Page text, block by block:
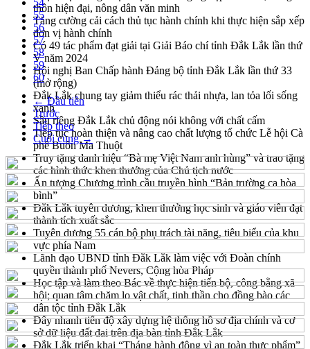
thôn hiện đại, nông dân văn minh
Tăng cường cải cách thủ tục hành chính khi thực hiện sắp xếp
đơn vị hành chính
Có 49 tác phẩm đạt giải tại Giải Báo chí tỉnh Đắk Lắk lần thứ
V năm 2024
Hội nghị Ban Chấp hành Đảng bộ tỉnh Đắk Lắk lần thứ 33
(mở rộng)
Đắk Lắk chung tay giảm thiểu rác thải nhựa, lan tỏa lối sống
xanh
Sầu riêng Đắk Lắk chủ động nói không với chất cấm
Tiếp tục hoàn thiện và nâng cao chất lượng tổ chức Lễ hội Cà
phê Buôn Ma Thuột
Truy tặng danh hiệu “Bà mẹ Việt Nam anh hùng” và trao tặng
các hình thức khen thưởng của Chủ tịch nước
Ấn tượng Chương trình cầu truyền hình “Bản trường ca hòa
bình”
Đắk Lắk tuyên dương, khen thưởng học sinh và giáo viên đạt
thành tích xuất sắc
Tuyên dương 55 cán bộ phụ trách tài năng, tiêu biểu của khu
vực phía Nam
Lãnh đạo UBND tỉnh Đắk Lắk làm việc với Đoàn chính
quyền thành phố Nevers, Cộng hòa Pháp
Học tập và làm theo Bác về thực hiện tiến bộ, công bằng xã
hội; quan tâm chăm lo vật chất, tinh thần cho đồng bào các
dân tộc tỉnh Đắk Lắk
Đẩy nhanh tiến độ xây dựng hệ thống hồ sơ địa chính và cơ
sở dữ liệu đất đai trên địa bàn tỉnh Đắk Lắk
Đắk Lắk triển khai “Tháng hành động vì an toàn thực phẩm”
54
55
56
57
58
59
60
← Đầu tiên
Trước
Tiếp theo
Cuối cùng →